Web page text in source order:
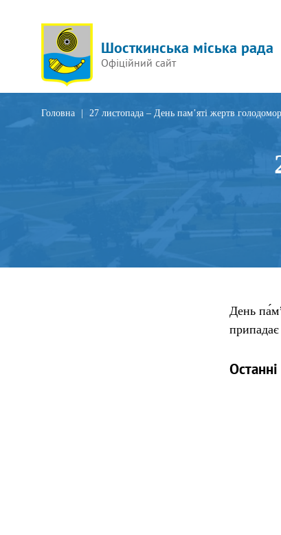
Шосткинська міська рада
Офіційний сайт
Головна 27 листопада – День пам’яті жертв
День